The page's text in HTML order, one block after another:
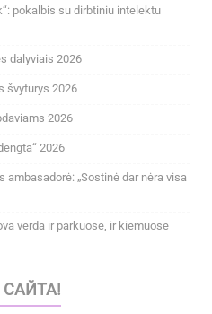
pokalbis su dirbtiniu intelektu
dalyviais 2026
švyturys 2026
2026
2026
„Sostinė dar nėra visa
verda ir parkuose, ir kiemuose